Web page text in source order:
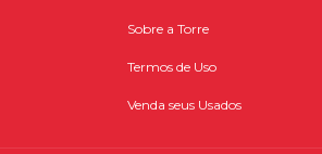
Sobre a Torre
Termos de Uso
Venda seus Usados